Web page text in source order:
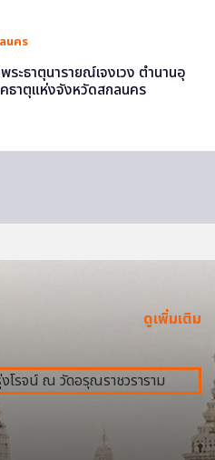
นคร
ระธาตุนารายณ์เจงเวง ตำนานอุ
ธาตุแห่งจังหวัดสกลนคร
ดูเพิ่มเติม